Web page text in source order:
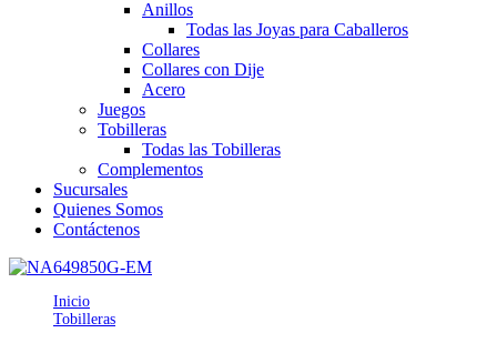
Anillos
Todas las Joyas para Caballeros
Collares
Collares con Dije
Acero
Juegos
Tobilleras
Todas las Tobilleras
Complementos
Sucursales
Quienes Somos
Contáctenos
Inicio
Tobilleras